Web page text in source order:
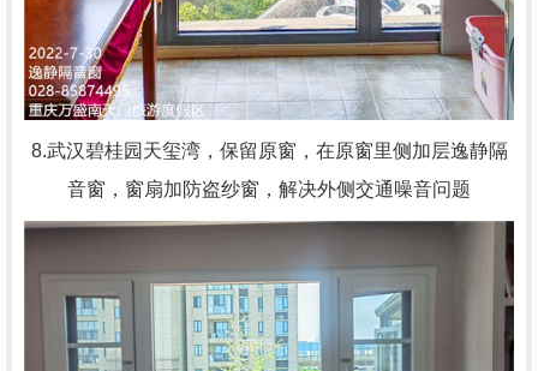
8.武汉碧桂园天玺湾， 保留原窗，在原窗里侧加层逸静隔
音窗，窗扇加防盗纱窗，解决外侧交通噪音问题